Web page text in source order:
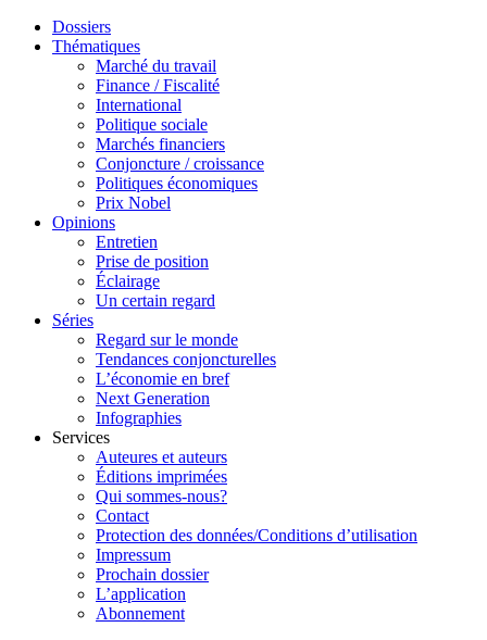
Dossiers
Thématiques
Marché du travail
Finance / Fiscalité
International
Politique sociale
Marchés financiers
Conjoncture / croissance
Politiques économiques
Prix Nobel
Opinions
Entretien
Prise de position
Éclairage
Un certain regard
Séries
Regard sur le monde
Tendances conjoncturelles
L’économie en bref
Next Generation
Infographies
Services
Auteures et auteurs
Éditions imprimées
Qui sommes-nous?
Contact
Protection des données/Conditions d’utilisation
Impressum
Prochain dossier
L’application
Abonnement